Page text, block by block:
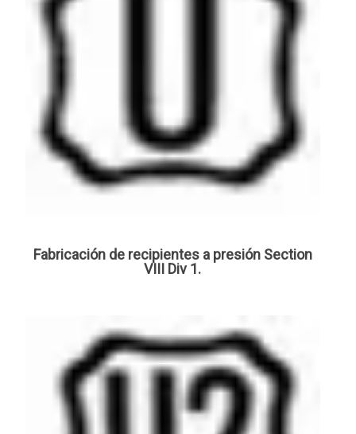
Fabricación de recipientes a presión Section
VIII Div 1.